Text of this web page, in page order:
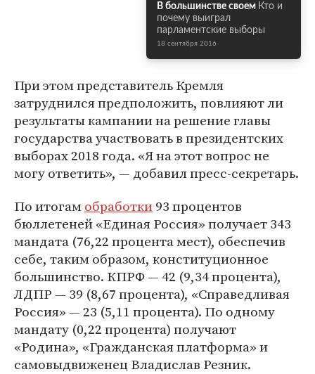
В большинстве своем Кто и
почему выиграл
парламентские выборы
18 сентября 2016
При этом представитель Кремля
затруднился предположить, повлияют ли
результаты кампании на решение главы
государства участвовать в президентских
выборах 2018 года. «Я на этот вопрос не
могу ответить», — добавил пресс-секретарь.
По итогамобработки93 процентов
бюллетеней «Единая Россия» получает 343
мандата (76,22 процента мест), обеспечив
себе, таким образом, конституционное
большинство. КПРФ — 42 (9,34 процента),
ЛДПР — 39 (8,67 процента), «Справедливая
Россия» — 23 (5,11 процента). По одному
мандату (0,22 процента) получают
«Родина», «Гражданская платформа» и
самовыдвиженец Владислав Резник.